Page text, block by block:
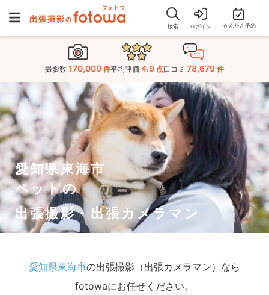
検索 ログイン かんたん予約
撮影数 170,000 件平均評価 4.9 点口コミ 78,679 件
愛知県東海市
ペットの
出張撮影・出張カメラマン
愛知県東海市の出張撮影（出張カメラマン）なら
fotowaにお任せください。